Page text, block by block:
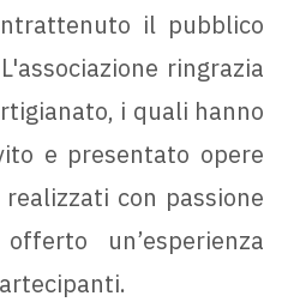
il pubblico
ringrazia
i quali hanno
e presentato opere
con passione
un’esperienza